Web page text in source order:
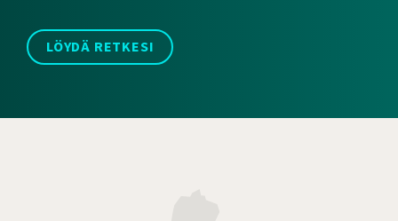
LÖYDÄ RETKESI